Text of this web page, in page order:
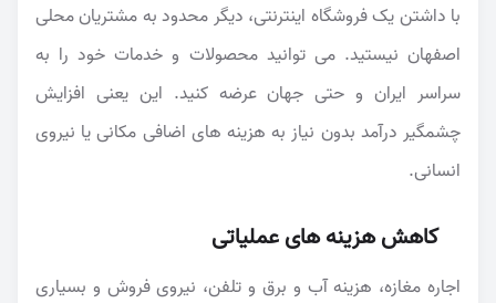
با داشتن یک فروشگاه اینترنتی، دیگر محدود به مشتریان محلی
اصفهان نیستید. می توانید محصولات و خدمات خود را به
سراسر ایران و حتی جهان عرضه کنید. این یعنی افزایش
چشمگیر درآمد بدون نیاز به هزینه های اضافی مکانی یا نیروی
انسانی.
کاهش هزینه های عملیاتی
اجاره مغازه، هزینه آب و برق و تلفن، نیروی فروش و بسیاری